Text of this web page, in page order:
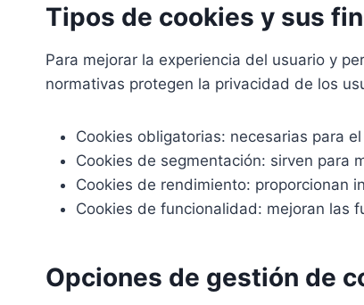
Tipos de cookies y sus
Para mejorar la experiencia del usuario y
normativas protegen la privacidad de los
Cookies obligatorias: necesarias para
Cookies de segmentación: sirven para
Cookies de rendimiento: proporcionan
Cookies de funcionalidad: mejoran las
Opciones de gestión de